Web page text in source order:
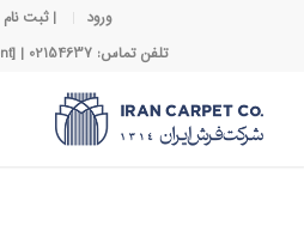
ورود | ثبت نام
تلفن تماس: 02154637 | [calender-event]